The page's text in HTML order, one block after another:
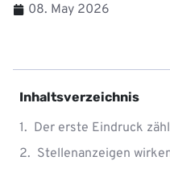
08. May 2026
Inhaltsverzeichnis
Der erste Eindruck
Stellenanzeigen